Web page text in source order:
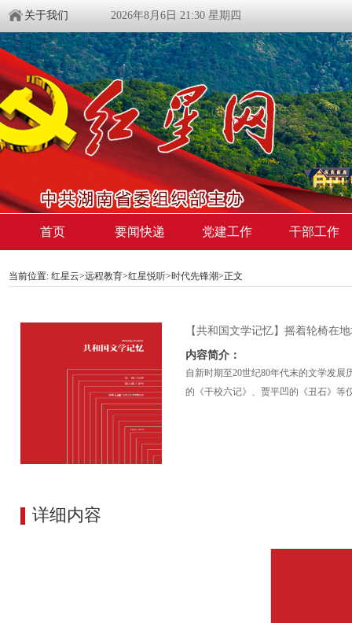
关于我们 2026年8月6日 21:30 星期四
首页 要闻快递 党建工作 干部工作
当前位置: 红星云>远程教育>红星悦听>时代先锋潮>正文
【共和国文学记忆】摇着轮椅
内容简介：
自新时期至20世纪80年代末的文学发
的《干校六记》、贾平凹的《丑石》等
详细内容